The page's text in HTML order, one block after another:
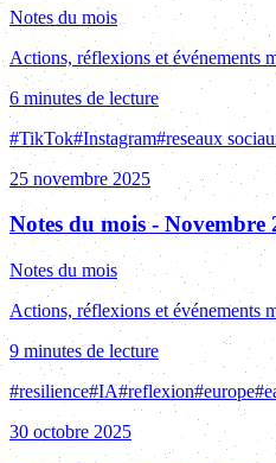
Notes du mois
Actions, réflexions et événements
6 minutes de lecture
#TikTok#Instagram#reseaux
25 novembre 2025
Notes du mois - Novembre
Notes du mois
Actions, réflexions et événements
9 minutes de lecture
#resilience#IA#reflexion#europe#
30 octobre 2025